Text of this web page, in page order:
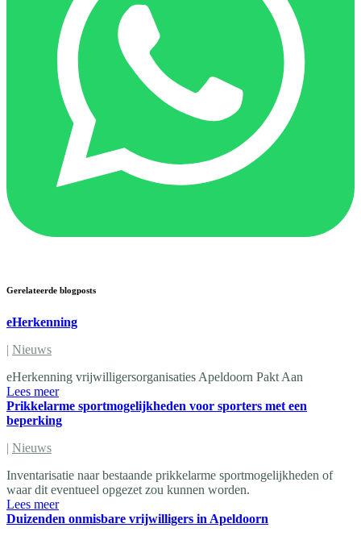
Gerelateerde blogposts
eHerkenning
| Nieuws
eHerkenning vrijwilligersorganisaties Apeldoorn Pakt Aan
Lees meer
Prikkelarme sportmogelijkheden voor sporters met een
beperking
| Nieuws
Inventarisatie naar bestaande prikkelarme sportmogelijkheden of
waar dit eventueel opgezet zou kunnen worden.
Lees meer
Duizenden onmisbare vrijwilligers in Apeldoorn